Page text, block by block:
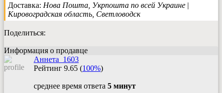
Доставка: Нова Пошта, Укрпошта по всей Украине|
Кировоградская область, Светловодск
Поделиться:
Информация о продавце
Аннета_1603
Рейтинг 9.65 (100%)
среднее время ответа 5 минут